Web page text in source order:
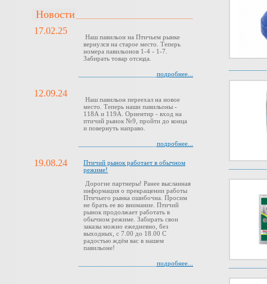
Новости
17.02.25
Наш павильон на Птичьем рынке
вернулся на старое место. Теперь
номера павильонов 1-4 - 1-7.
Забирать товар отсюда.
подробнее...
12.09.24
Наш павильон переехал на новое
место. Теперь наши павильоны -
118А и 119А. Ориентир - вход на
птичий рынок №9, пройти до конца
и повернуть направо.
подробнее...
19.08.24
Птичий рынок работает в обычном
режиме!
Дорогие партнеры! Ранее высланная
информация о прекращении работы
Птичьего рынка ошибочна. Просим
не брать ее во внимание. Птичий
рынок продолжает работать в
обычном режиме. Забирать свои
заказы можно ежедневно, без
выходных, с 7.00 до 18.00 С
радостью ждём вас в нашем
павильоне!
подробнее...